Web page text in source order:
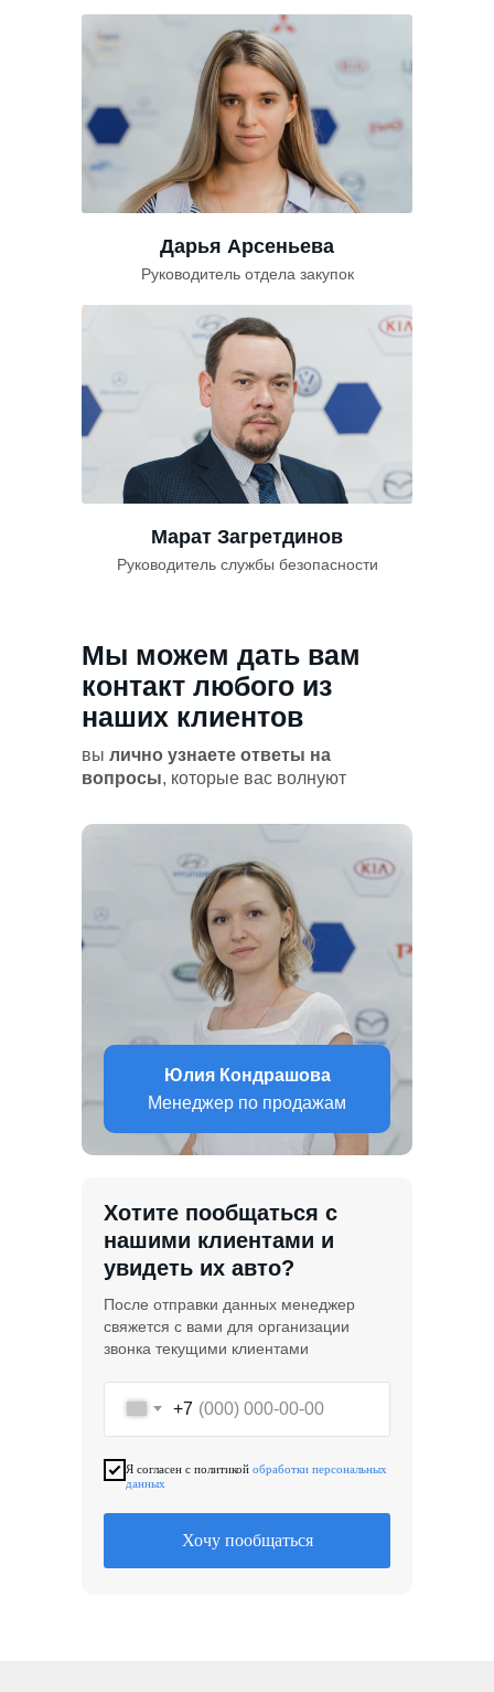
Дарья Арсеньева
Руководитель отдела закупок
Марат Загретдинов
Руководитель службы безопасности
Мы можем дать вам
контакт любого из
наших клиентов
вы лично узнаете ответы на
вопросы, которые вас волнуют
+7
Я согласен с политикой обработки персональных
данных
Хочу пообщаться
Хотите пообщаться с
нашими клиентами и
увидеть их авто?
После отправки данных менеджер
свяжется с вами для организации
звонка текущими клиентами
Юлия Кондрашова
Менеджер по продажам